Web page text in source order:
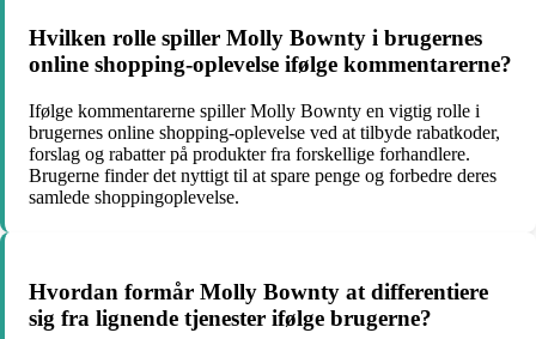
Hvilken rolle spiller Molly Bownty i brugernes
online shopping-oplevelse ifølge kommentarerne?
Ifølge kommentarerne spiller Molly Bownty en vigtig rolle i
brugernes online shopping-oplevelse ved at tilbyde rabatkoder,
forslag og rabatter på produkter fra forskellige forhandlere.
Brugerne finder det nyttigt til at spare penge og forbedre deres
samlede shoppingoplevelse.
Hvordan formår Molly Bownty at differentiere
sig fra lignende tjenester ifølge brugerne?